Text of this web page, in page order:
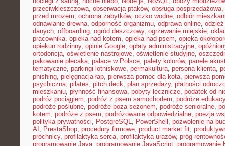
przeciwkleszczowa, obserwacja ptaków, obsługa posprzedażowa,
przed mrozem, ochrona zabytków, oczko wodne, odbiór
odnawianie drewna, odporność organizmu, odprawa online,
danych, offboarding, ogród deszczowy, ogrzewanie miejskie,
pracownika, opieka nad kotem, opieka nad psem, opieka
opiekun rodzinny, opinie Google, opłaty administracyjne,
ortodoncja, oświetlenie nastrojowe, oświetlenie studyjne,
pakowanie plecaka, pałace w Polsce, palety kolorów, panele
tematyczne, parkingi lotniskowe, permakultura, persona klienta,
phishing, pielęgnacja łap, pierwsza pomoc dla kota, pierwsza
psychiczna, pilates, pitch deck, plan sprzedaży, płatności
mieszkaniu, płynność finansowa, pobyty lecznicze, podatek od
podróż pociągiem, podróż z psem samochodem, podróże
podróże poślubne, podróże poza sezonem, podróże senioralne,
kotem, podróże z psem, podróżowanie odpowiedzialne, poezja
polityka prywatności, PostgreSQL, PowerShell , pozwolenie na
AI , PrestaShop, procedury firmowe, product market fit,
próchnicy, profilaktyka serca, profilaktyka urazów, próg
programowanie Java, programowanie JavaScript, programowanie